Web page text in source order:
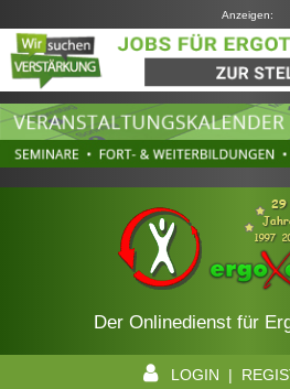
Anzeigen:
Der Onlinedienst für
LOGIN |